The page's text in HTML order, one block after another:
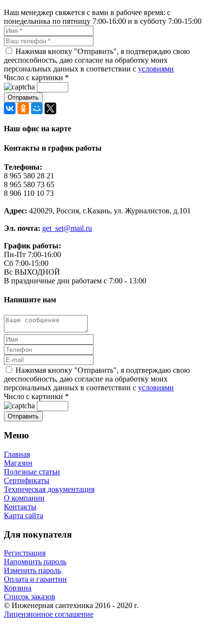
Наш менеджер свяжется с вами в рабочее время: с
понедельника по пятницу 7:00-16:00 и в субботу 7:00-15:00
Нажимая кнопку "Отправить", я подтверждаю свою
дееспособность, даю согласие на обработку моих
персональных данных в соответствии с условиями
Число с картинки *
Наш офис на карте
Контакты и график работы
Телефоны:
8 965 580 28 21
8 965 580 73 65
8 906 110 10 73
Адрес: 420029, Россия, г.Казань, ул. Журналистов, д.101
Эл. почта: get_set@mail.ru
График работы:
Пн-Пт 7:00-16:00
Сб 7:00-15:00
Вс ВЫХОДНОЙ
В праздничные дни работаем с 7:00 - 13:00
Напишите нам
Нажимая кнопку "Отправить", я подтверждаю свою
дееспособность, даю согласие на обработку моих
персональных данных в соответствии с условиями
Число с картинки *
Меню
Главная
Магазин
Полезные статьи
Сертификаты
Техническая документация
О компании
Контакты
Карта сайта
Для покупателя
Регистрация
Напомнить пароль
Изменить пароль
Оплата и гарантии
Корзина
Список заказов
© Инженерная сантехника 2016 - 2020 г.
Лицензионное соглашение